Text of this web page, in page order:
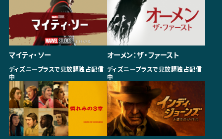
マイティ・ソー
ディズニープラスで見放題独占配信
中
オーメン：ザ・ファースト
ディズニープラスで見放題独占配信
中